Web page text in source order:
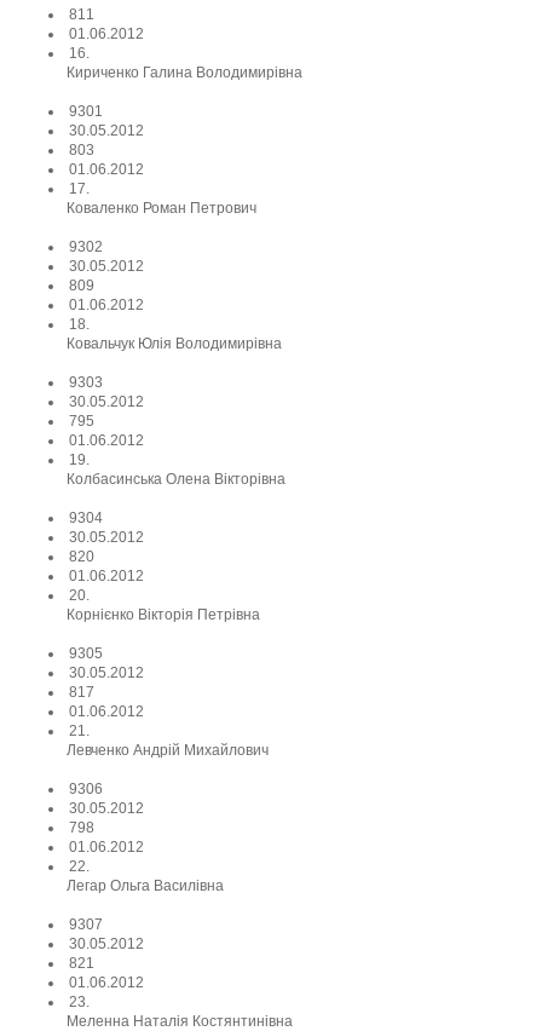
811
01.06.2012
16.
Кириченко Галина Володимирівна
9301
30.05.2012
803
01.06.2012
17.
Коваленко Роман Петрович
9302
30.05.2012
809
01.06.2012
18.
Ковальчук Юлія Володимирівна
9303
30.05.2012
795
01.06.2012
19.
Колбасинська Олена Вікторівна
9304
30.05.2012
820
01.06.2012
20.
Корнієнко Вікторія Петрівна
9305
30.05.2012
817
01.06.2012
21.
Левченко Андрій Михайлович
9306
30.05.2012
798
01.06.2012
22.
Легар Ольга Василівна
9307
30.05.2012
821
01.06.2012
23.
Меленна Наталія Костянтинівна